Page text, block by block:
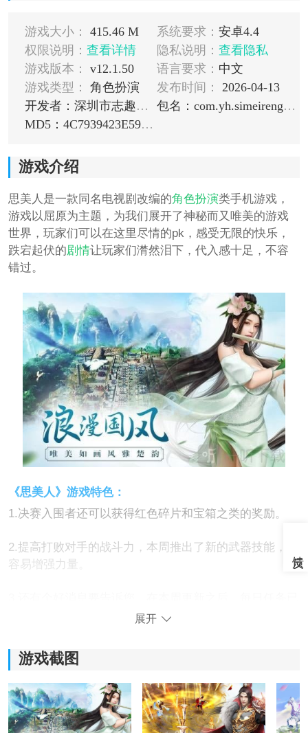
游戏大小： 415.46 M 系统要求： 安卓4.4
权限说明： 查看详情 隐私说明： 查看隐私
游戏版本：
v12.1.50 语言要求： 中文
游戏类型：
角色扮演 发布时间：
2026-04-13
开发者：深圳市志趣游科技有限公司
包名：com.yh.simeirengame.baidu
MD5：4C7939423E591FB809A77CF34048F2A3
游戏介绍
思美人是一款同名电视剧改编的角色扮演类手机游戏，
游戏以屈原为主题，为我们展开了神秘而又唯美的游戏
世界，玩家们可以在这里尽情的pk，感受无限的快乐，
跌宕起伏的剧情让玩家们潸然泪下，代入感十足，不容
错过。
《思美人》游戏特色：
1.决赛入围者还可以获得红色碎片和宝箱之类的奖励。
2.提高打败对手的战斗力，本周推出了新的武器技能，很
容易增强力量。
展开
游戏截图